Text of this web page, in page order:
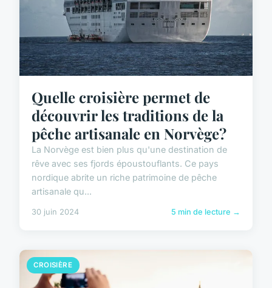
Quelle croisière permet de
découvrir les traditions de la
pêche artisanale en Norvège?
La Norvège est bien plus qu'une destination de
rêve avec ses fjords époustouflants. Ce pays
nordique abrite un riche patrimoine de pêche
artisanale qu...
30 juin 2024 5 min de lecture →
CROISIÈRE